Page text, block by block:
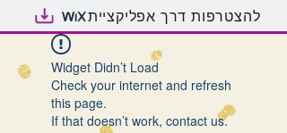
להצטרפות דרך אפליקציית
Widget Didn’t Load
Check your internet and refresh
this page.
If that doesn’t work, contact us.